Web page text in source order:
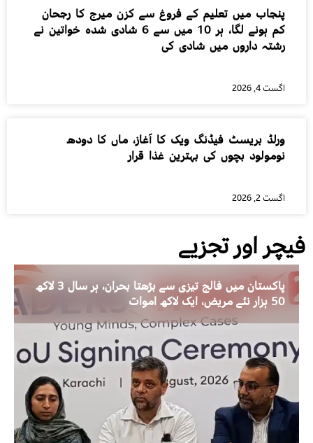
پنجاب میں تعلیم کے فروغ سے کزن میرج کا رجحان
کم ہونے لگا، ہر 10 میں سے 6 شادی شدہ خواتین نے
رشتہ داروں میں شادی کی
اگست 4, 2026
ورلڈ بریسٹ فیڈنگ ویک کا آغاز، ماں کا دودھ
نومولود بچوں کی بہترین غذا قرار
اگست 2, 2026
فیچر اور تجزیے
پاکستان میں فالج تیزی سے بڑھتا بحران، ہر سال 3 لاکھ
50 ہزار نئے مریض، ایک لاکھ اموات